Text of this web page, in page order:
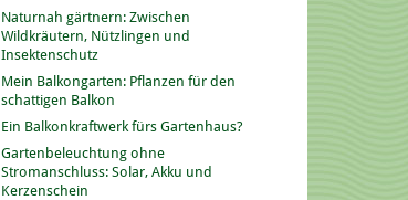
Naturnah gärtnern: Zwischen
Wildkräutern, Nützlingen und
Insektenschutz
Mein Balkongarten: Pflanzen für den
schattigen Balkon
Ein Balkonkraftwerk fürs Gartenhaus?
Gartenbeleuchtung ohne
Stromanschluss: Solar, Akku und
Kerzenschein